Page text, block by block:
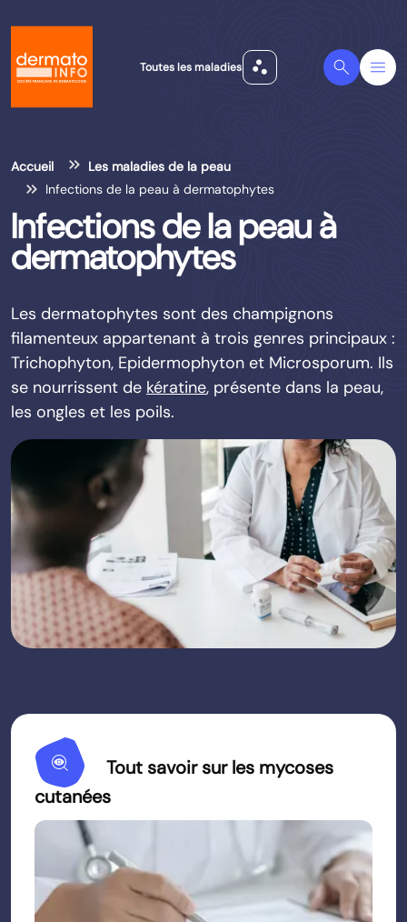
Toutes les maladies scatter_plot Search Menu
Accueil
Les maladies de la peau
Infections de la peau à dermatophytes
Infections de la peau à
dermatophytes
Les dermatophytes sont des champignons
filamenteux appartenant à trois genres principaux :
Trichophyton, Epidermophyton et Microsporum. Ils
se nourrissent de kératine, présente dans la peau,
les ongles et les poils.
Mystery
Tout savoir sur les mycoses
cutanées